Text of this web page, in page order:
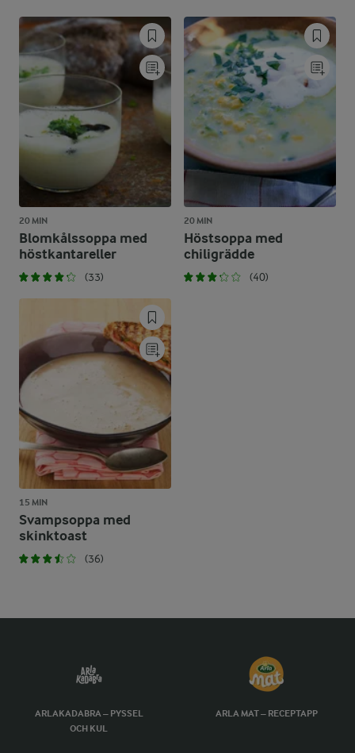
20 MIN
Blomkålssoppa med
höstkantareller
(33)
20 MIN
Höstsoppa med
chiligrädde
(40)
15 MIN
Svampsoppa med
skinktoast
(36)
ARLAKADABRA – PYSSEL
OCH KUL
ARLA MAT – RECEPTAPP